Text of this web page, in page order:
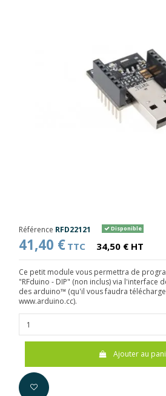
Référence RFD22121 Disponible
41,40 € TTC 34,50 € HT
Ce petit module vous permettra de
"RFduino - DIP" (non inclus) via l'interface
des arduino™ (qu'il vous faudra
www.arduino.cc).
Ajouter au